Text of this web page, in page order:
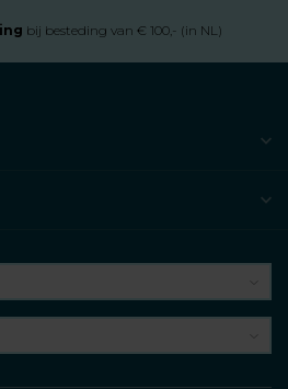
bij besteding van € 100,- (in NL)